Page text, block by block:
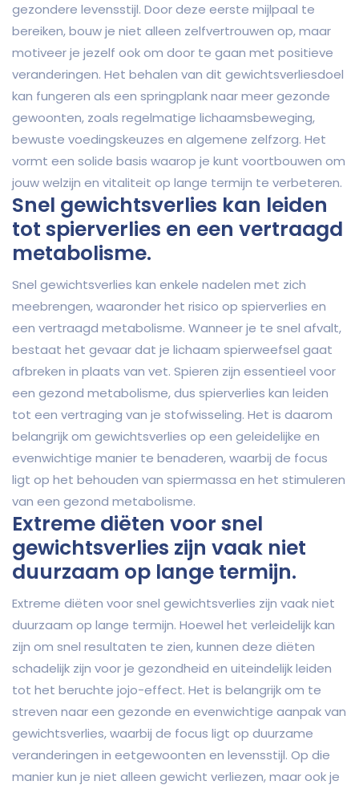
gezondere levensstijl. Door deze eerste mijlpaal te
bereiken, bouw je niet alleen zelfvertrouwen op, maar
motiveer je jezelf ook om door te gaan met positieve
veranderingen. Het behalen van dit gewichtsverliesdoel
kan fungeren als een springplank naar meer gezonde
gewoonten, zoals regelmatige lichaamsbeweging,
bewuste voedingskeuzes en algemene zelfzorg. Het
vormt een solide basis waarop je kunt voortbouwen om
jouw welzijn en vitaliteit op lange termijn te verbeteren.
Snel gewichtsverlies kan leiden
tot spierverlies en een vertraagd
metabolisme.
Snel gewichtsverlies kan enkele nadelen met zich
meebrengen, waaronder het risico op spierverlies en
een vertraagd metabolisme. Wanneer je te snel afvalt,
bestaat het gevaar dat je lichaam spierweefsel gaat
afbreken in plaats van vet. Spieren zijn essentieel voor
een gezond metabolisme, dus spierverlies kan leiden
tot een vertraging van je stofwisseling. Het is daarom
belangrijk om gewichtsverlies op een geleidelijke en
evenwichtige manier te benaderen, waarbij de focus
ligt op het behouden van spiermassa en het stimuleren
van een gezond metabolisme.
Extreme diëten voor snel
gewichtsverlies zijn vaak niet
duurzaam op lange termijn.
Extreme diëten voor snel gewichtsverlies zijn vaak niet
duurzaam op lange termijn. Hoewel het verleidelijk kan
zijn om snel resultaten te zien, kunnen deze diëten
schadelijk zijn voor je gezondheid en uiteindelijk leiden
tot het beruchte jojo-effect. Het is belangrijk om te
streven naar een gezonde en evenwichtige aanpak van
gewichtsverlies, waarbij de focus ligt op duurzame
veranderingen in eetgewoonten en levensstijl. Op die
manier kun je niet alleen gewicht verliezen, maar ook je